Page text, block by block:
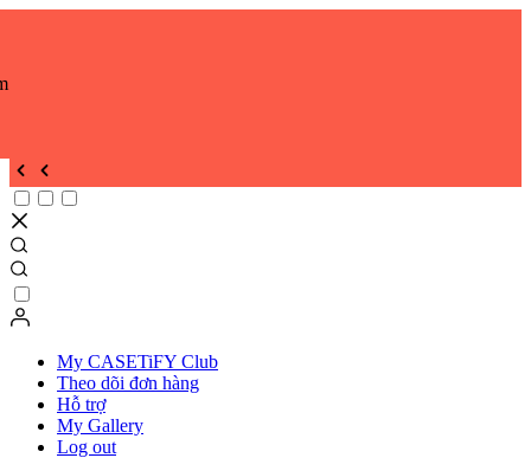
My CASETiFY Club
Theo dõi đơn hàng
Hỗ trợ
My Gallery
Log out